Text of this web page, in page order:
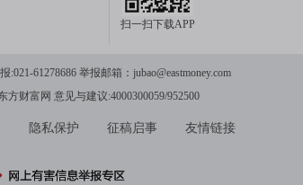
扫一扫下载APP
61278686 举报邮箱： jubao@eastmoney.com
方财富网 意见与建议:4000300059/952500
隐私保护 征稿启事 友情链接